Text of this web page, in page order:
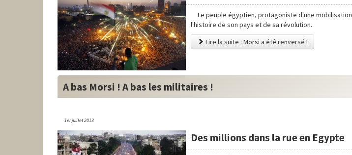
Le peuple égyptien, protagoniste d'une
l'histoire de son pays et de sa révolution.
Lire la suite : Morsi a été renversé !
A bas Morsi ! A bas les militaires !
1er juillet 2013
Des millions dans la rue en Egypte